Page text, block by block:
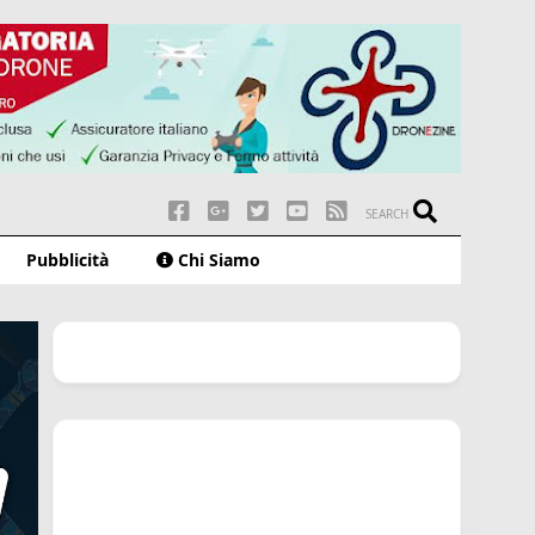
SEARCH
Pubblicità Chi Siamo